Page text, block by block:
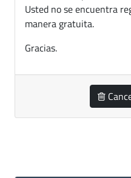
Usted no se encuentra
manera gratuita.
Gracias.